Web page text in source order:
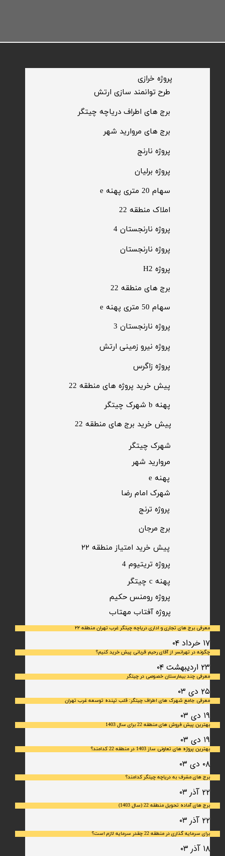
​طرح توانمند سازی ارتش
پیش خرید برج های منطقه 22
سهام 20 متری پهنه e​​​​​​​
​سهام 50 متری پهنه e
پهنه b شهرک چیتگر
​املاک منطقه 22
برج های منطقه 22
پیش خرید پروژه های منطقه 22
​پروژه خرازی
پروژه برلیان
پروژه H2
​پروژه زاگرس
​پروژه ترنج
​پروژه نارنج
​پروژه نارنجستان
​پروژه نیرو زمینی ارتش
​برج های اطراف دریاچه چیتگر
​برج های مروارید شهر
پروژه نارنجستان 4
​پروژه نارنجستان 3
​شهرک چیتگر
مروارید شهر​​​​​​​
شهرک امام رضا
پهنه e
برج مرجان
معرفی برج های تجاری و اداری دریاچه چیتگر غرب تهران منطقه ۲۲
۱۷ خرداد ۰۴
چگونه در تهرانسر از آقای رحیم قربانی پیش خرید کنیم؟
۲۳ اردیبهشت ۰۴
معرفی چند بیمارستان خصوصی در چیتگر
۲۵ دی ۰۳
معرفی جامع شهرک‌ های اطراف چیتگر: قلب تپنده توسعه غرب تهران
۱۹ دی ۰۳
بهترین پیش فروش های منطقه 22 برای سال 1403
۱۹ دی ۰۳
بهترین پروژه های تعاونی ساز 1403 در منطقه 22 کدامند؟
۰۸ دی ۰۳
برج های مشرف به دریاچه چیتگر کدامند؟
۲۲ آذر ۰۳
برج های آماده تحویل منطقه 22 (سال 1403)
۲۲ آذر ۰۳
برای سرمایه‌ گذاری در منطقه 22 چقدر سرمایه لازم است؟
۱۸ آذر ۰۳
پیش خرید امتیاز منطقه ۲۲​​​​​​​
​پروژه آفتاب مهتاب
پروژه رومنس حکیم
پهنه c چیتگر
پروژه تریتیوم 4